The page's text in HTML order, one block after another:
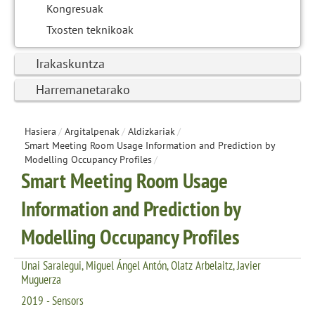
Kongresuak
Txosten teknikoak
Irakaskuntza
Harremanetarako
Hasiera / Argitalpenak/ Aldizkariak/
Smart Meeting Room Usage Information and Prediction by
Modelling Occupancy Profiles/
Smart Meeting Room Usage
Information and Prediction by
Modelling Occupancy Profiles
Unai Saralegui, Miguel Ángel Antón, Olatz Arbelaitz, Javier
Muguerza
2019 - Sensors